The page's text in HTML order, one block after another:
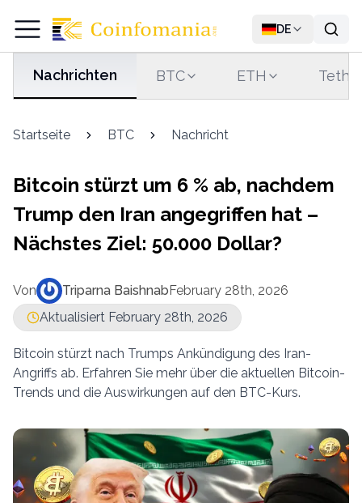
DE
Nachrichten BTC ETH
Startseite BTC Nachricht
Bitcoin stürzt um 6 % ab, nachdem
Trump den Iran angegriffen hat –
Nächstes Ziel: 50.000 Dollar?
Von Triparna BaishnabFebruary 28th, 2026
Aktualisiert February 28th, 2026
Bitcoin stürzt nach Trumps Ankündigung des Iran-
Angriffs ab. Erfahren Sie mehr über die aktuellen Bitcoin-
Trends und die Auswirkungen auf den BTC-Kurs.